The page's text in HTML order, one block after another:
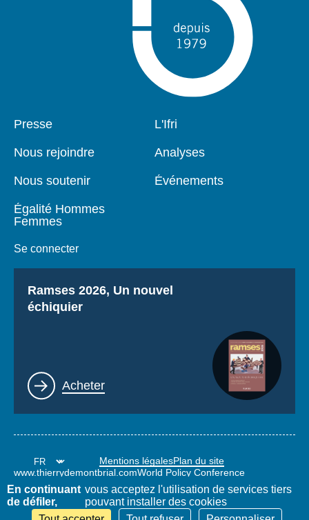
Pied
Presse
Nous rejoindre
Nous soutenir
Égalité Hommes
Femmes
Se connecter
Navigation
L'Ifri
Analyses
Événements
Titre
Ramses 2026, Un nouvel
échiquier
Lien
Acheter
Mentions légalesPlan du site
www.thierrydemontbrial.comWorld Policy Conference
En continuant
de défiler,
vous acceptez l'utilisation de services tiers
pouvant installer des cookies